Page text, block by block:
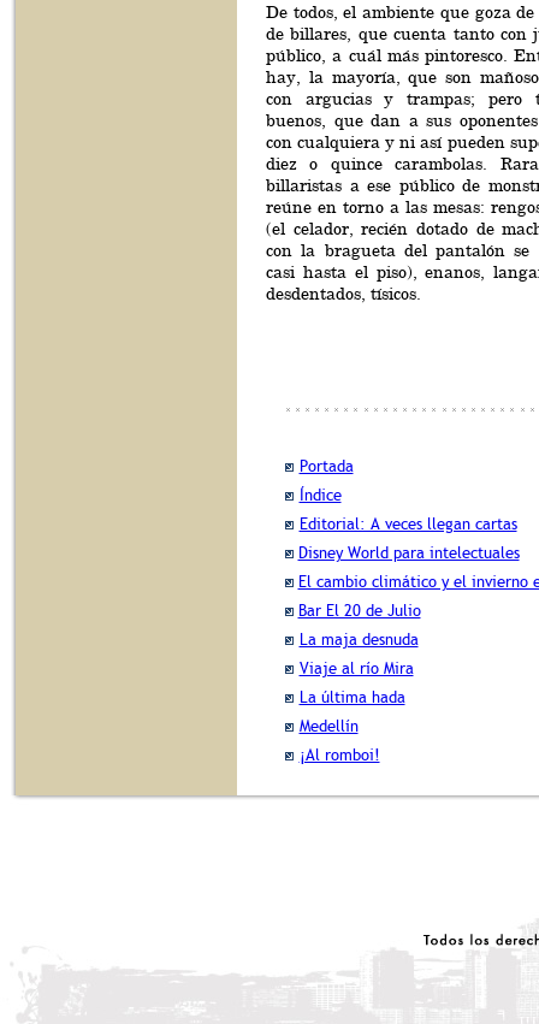
De todos, el ambiente que goza
de billares, que cuenta tanto con
público, a cuál más pintoresco.
hay, la mayoría, que son
con argucias y trampas; pero
buenos, que dan a sus
con cualquiera y ni así pueden
diez o quince carambolas.
billaristas a ese público de
reúne en torno a las mesas:
(el celador, recién dotado de
con la bragueta del pantalón se
casi hasta el piso), enanos,
desdentados, tísicos.
Portada
Índice
Editorial: A veces llegan cartas
Disney World para intelectuales
El cambio climático y el invierno
Bar El 20 de Julio
La maja desnuda
Viaje al río Mira
La última hada
Medellín
¡Al romboi!